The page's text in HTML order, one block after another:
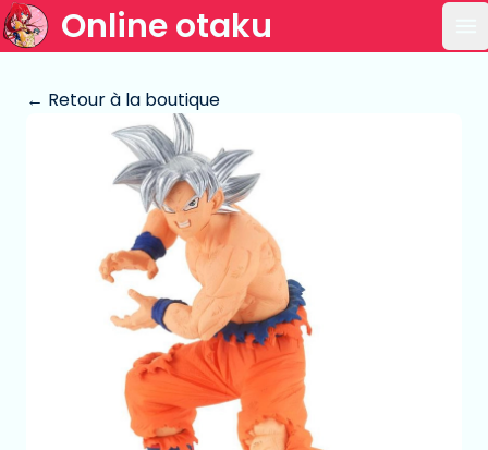
Online otaku
← Retour à la boutique